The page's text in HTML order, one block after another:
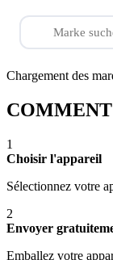
Chargement des
1
Choisir l'appareil
Sélectionnez votre
2
Envoyer
Emballez votre